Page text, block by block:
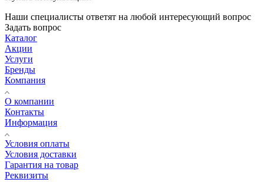
Наши специалисты ответят на любой интересующий вопрос
Задать вопрос
Каталог
Акции
Услуги
Бренды
Компания
О компании
Контакты
Информация
Условия оплаты
Условия доставки
Гарантия на товар
Реквизиты